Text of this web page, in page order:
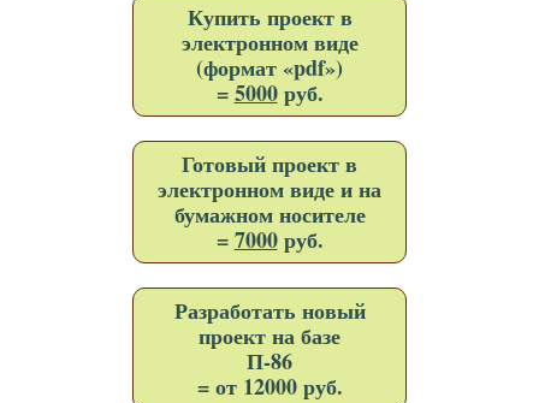
Купить проект в
электронном виде
(формат «pdf»)
=5000руб.
Готовый проект в
электронном виде и на
бумажном носителе
=7000руб.
Разработать новый
проект на базе
П-86
= от 12000 руб.